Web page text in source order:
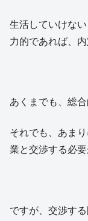
生活していけな
力的であれば、
あくまでも、総
それでも、あま
業と交渉する必要
ですが、交渉す